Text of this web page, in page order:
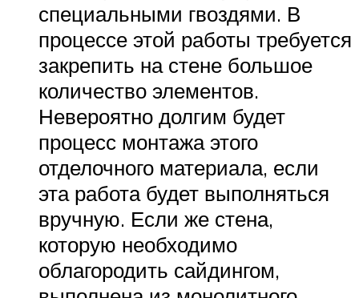
специальными гвоздями. В
процессе этой работы требуется
закрепить на стене большое
количество элементов.
Невероятно долгим будет
процесс монтажа этого
отделочного материала, если
эта работа будет выполняться
вручную. Если же стена,
которую необходимо
облагородить сайдингом,